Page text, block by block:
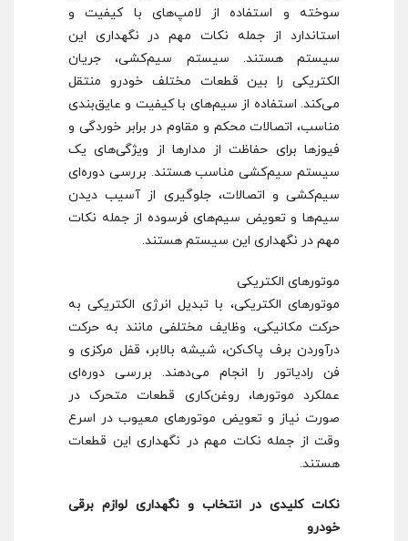
سوخته و استفاده از لامپ‌های با کیفیت و
استاندارد از جمله نکات مهم در نگهداری این
سیستم هستند. سیستم سیم‌کشی، جریان
الکتریکی را بین قطعات مختلف خودرو منتقل
می‌کند. استفاده از سیم‌های با کیفیت و عایق‌بندی
مناسب، اتصالات محکم و مقاوم در برابر خوردگی و
فیوزها برای حفاظت از مدارها از ویژگی‌های یک
سیستم سیم‌کشی مناسب هستند. بررسی دوره‌ای
سیم‌کشی و اتصالات، جلوگیری از آسیب دیدن
سیم‌ها و تعویض سیم‌های فرسوده از جمله نکات
مهم در نگهداری این سیستم هستند.
موتورهای الکتریکی
موتورهای الکتریکی، با تبدیل انرژی الکتریکی به
حرکت مکانیکی، وظایف مختلفی مانند به حرکت
درآوردن برف پاک‌کن، شیشه بالابر، قفل مرکزی و
فن رادیاتور را انجام می‌دهند. بررسی دوره‌ای
عملکرد موتورها، روغن‌کاری قطعات متحرک در
صورت نیاز و تعویض موتورهای معیوب در اسرع
وقت از جمله نکات مهم در نگهداری این قطعات
هستند.
نکات کلیدی در انتخاب و نگهداری لوازم برقی
خودرو